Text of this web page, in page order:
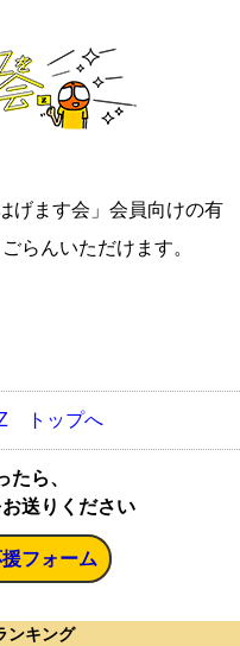
げます会」会員向けの有
らんいただけます。
Z トップへ
たら、
送りください
フォーム
ンキング